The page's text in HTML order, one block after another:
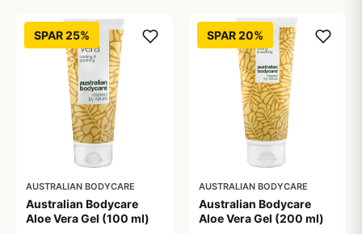
SPAR 25%
AUSTRALIAN BODYCARE
Australian Bodycare
Aloe Vera Gel (100 ml)
SPAR 20%
AUSTRALIAN BODYCARE
Australian Bodycare
Aloe Vera Gel (200 ml)